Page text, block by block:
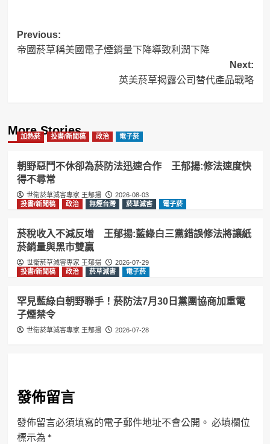
Post
navigation
Previous:
帝國菸草稱美國電子煙銷量下降導致利潤下降
Next:
英美菸草揭露公司替代產品戰略
More Stories
加熱菸 投書/新聞稿 政治 電子菸
朝野惡鬥不休卻為菸防法迅速合作 王郁揚:修法速度快
得不尋常
世衛菸草減害專家 王郁揚
2026-08-03
投書/新聞稿
政治 無煙台灣 菸草減害 電子菸
菸稅收入不減反增 王郁揚:藍綠白三黨錯誤修法將讓紙
菸銷量與黑市雙贏
世衛菸草減害專家 王郁揚
2026-07-29
投書/新聞稿
政治 菸草減害 電子菸
罕見藍綠白朝野聯手！菸防法7月30日黨團協商加重電
子煙禁令
世衛菸草減害專家 王郁揚 2026-07-28
發佈留言
發佈留言必須填寫的電子郵件地址不會公開。 必填欄位
標示為 *